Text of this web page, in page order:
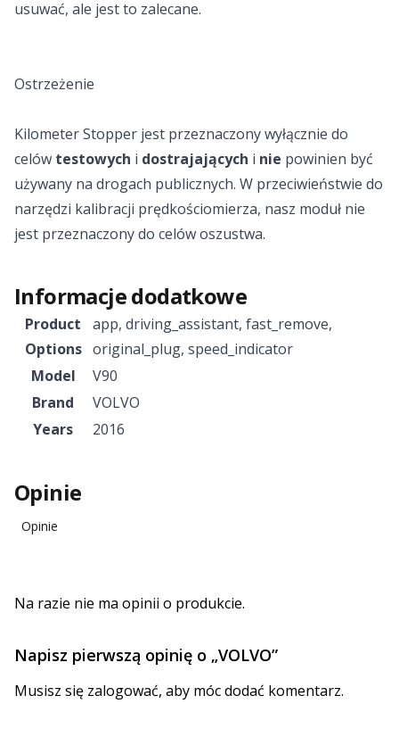
usuwać, ale jest to zalecane.
Ostrzeżenie
Kilometer Stopper jest przeznaczony wyłącznie do
celów testowych i dostrajających i nie powinien być
używany na drogach publicznych. W przeciwieństwie do
narzędzi kalibracji prędkościomierza, nasz moduł nie
jest przeznaczony do celów oszustwa.
Informacje dodatkowe
Product
Options
app, driving_assistant, fast_remove,
original_plug, speed_indicator
Model
V90
Brand
VOLVO
Years
2016
Opinie
Opinie
Na razie nie ma opinii o produkcie.
Napisz pierwszą opinię o „VOLVO”
Musisz się zalogować, aby móc dodać komentarz.